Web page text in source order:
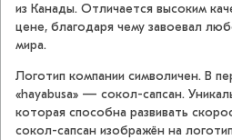
из Канады. Отличается высоким
цене, благодаря чему завоевал
мира.
Логотип компании символичен. В
«hayabusa» — сокол-сапсан.
которая способна развивать
сокол-сапсан изображён на